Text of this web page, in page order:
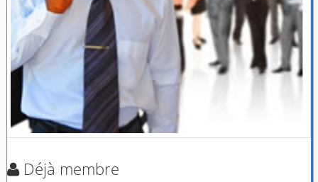
Déjà membre